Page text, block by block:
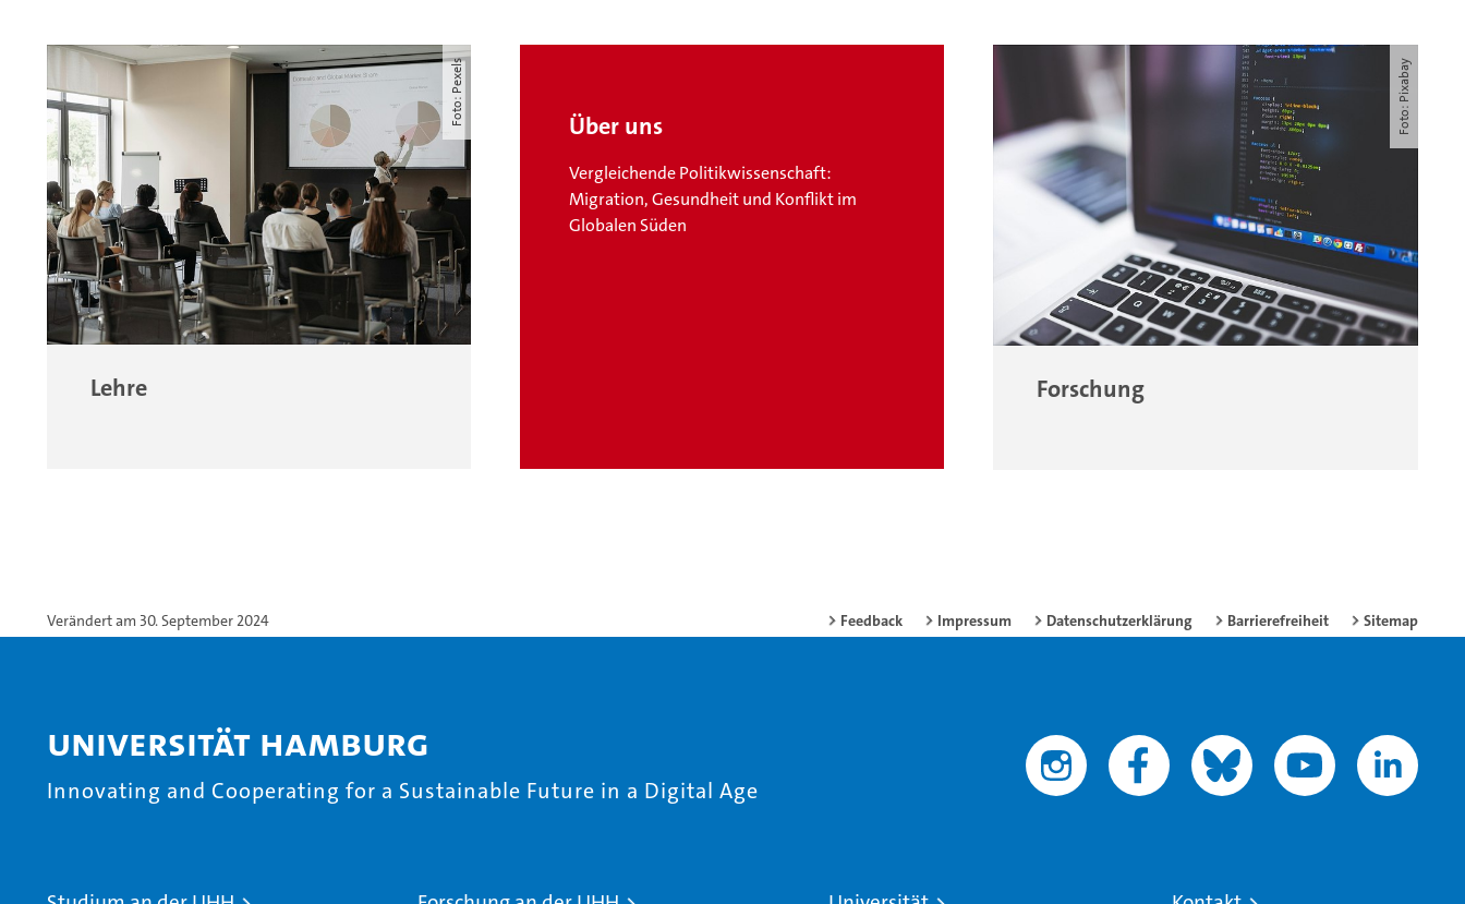
Foto: Pexels
Lehre
Über uns
Vergleichende Politikwissenschaft:
Migration, Gesundheit und Konflikt im
Globalen Süden
Foto: Pixabay
Forschung
Verändert am 30. September 2024 Feedback Impressum Datenschutzerklärung Barrierefreiheit Sitemap
Universität Hamburg
Innovating and Cooperating for a Sustainable Future in a Digital Age